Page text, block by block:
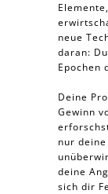
neue
daran:
Epochen
Deine
Gewinn
nur
deine
sich dir